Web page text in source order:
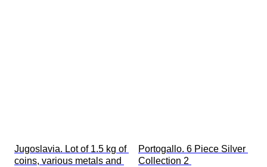
Jugoslavia. Lot of 1.5 kg of
coins, various metals and
Portogallo. 6 Piece Silver
Collection 2